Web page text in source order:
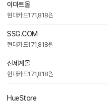
이마트몰
현대카드171,818원
SSG.COM
현대카드171,818원
신세계몰
현대카드171,818원
HueStore